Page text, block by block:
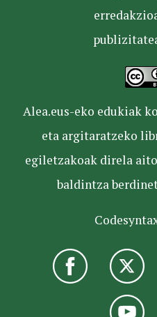
Alea.eus-eko edukiak
eta argitaratzeko
egiletzakoak direla
baldintza